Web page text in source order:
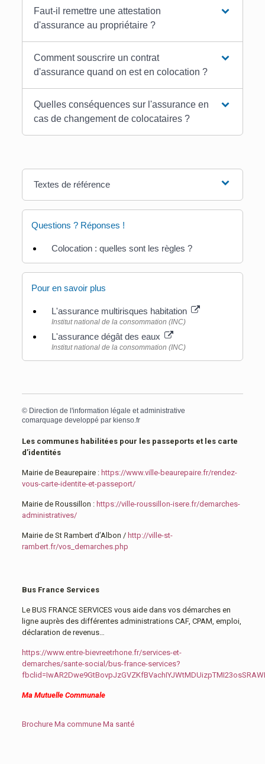
Faut-il remettre une attestation
d'assurance au propriétaire ?
Comment souscrire un contrat
d'assurance quand on est en colocation ?
Quelles conséquences sur l'assurance en
cas de changement de colocataires ?
Textes de référence
Questions ? Réponses !
Colocation : quelles sont les règles ?
Pour en savoir plus
L'assurance multirisques habitation
Institut national de la consommation (INC)
L'assurance dégât des eaux
Institut national de la consommation (INC)
© Direction de l'information légale et administrative
comarquage developpé par kienso.fr
Les communes habilitées pour les passeports et les carte
d’identités
Mairie de Beaurepaire : https://www.ville-beaurepaire.fr/rendez-
vous-carte-identite-et-passeport/
Mairie de Roussillon : https://ville-roussillon-isere.fr/demarches-
administratives/
Mairie de St Rambert d’Albon / http://ville-st-
rambert.fr/vos_demarches.php
Bus France Services
Le BUS FRANCE SERVICES vous aide dans vos démarches en
ligne auprès des différentes administrations CAF, CPAM, emploi,
déclaration de revenus…
https://www.entre-bievreetrhone.fr/services-et-
demarches/sante-social/bus-france-services?
Ma Mutuelle Communale
Brochure Ma commune Ma santé